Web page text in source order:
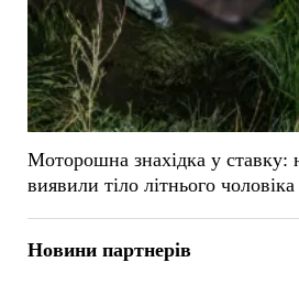
Моторошна знахідка у ставку:
виявили тіло літнього чоловіка
Новини партнерів